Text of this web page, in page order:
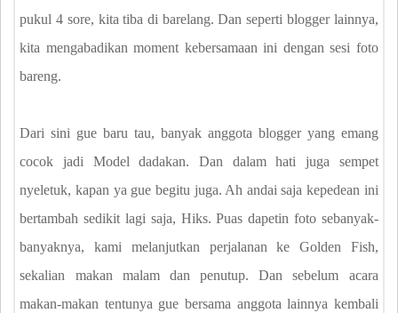
pukul 4 sore, kita tiba di barelang. Dan seperti blogger lainnya,
kita mengabadikan moment kebersamaan ini dengan sesi foto
bareng.
Dari sini gue baru tau, banyak anggota blogger yang emang
cocok jadi Model dadakan. Dan dalam hati juga sempet
nyeletuk, kapan ya gue begitu juga. Ah andai saja kepedean ini
bertambah sedikit lagi saja, Hiks. Puas dapetin foto sebanyak-
banyaknya, kami melanjutkan perjalanan ke Golden Fish,
sekalian makan malam dan penutup. Dan sebelum acara
makan-makan tentunya gue bersama anggota lainnya kembali